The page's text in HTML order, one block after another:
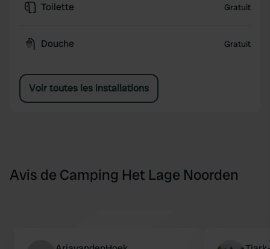
Toilette Gratuit
Douche Gratuit
Voir toutes les installations
Avis de Camping Het Lage Noorden